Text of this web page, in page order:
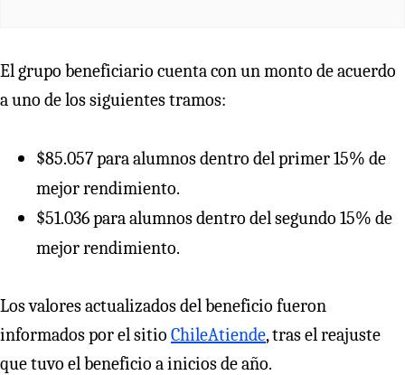
El grupo beneficiario cuenta con un monto de acuerdo
a uno de los siguientes tramos:
$85.057 para alumnos dentro del primer 15% de
mejor rendimiento.
$51.036 para alumnos dentro del segundo 15% de
mejor rendimiento.
Los valores actualizados del beneficio fueron
informados por el sitio ChileAtiende, tras el reajuste
que tuvo el beneficio a inicios de año.